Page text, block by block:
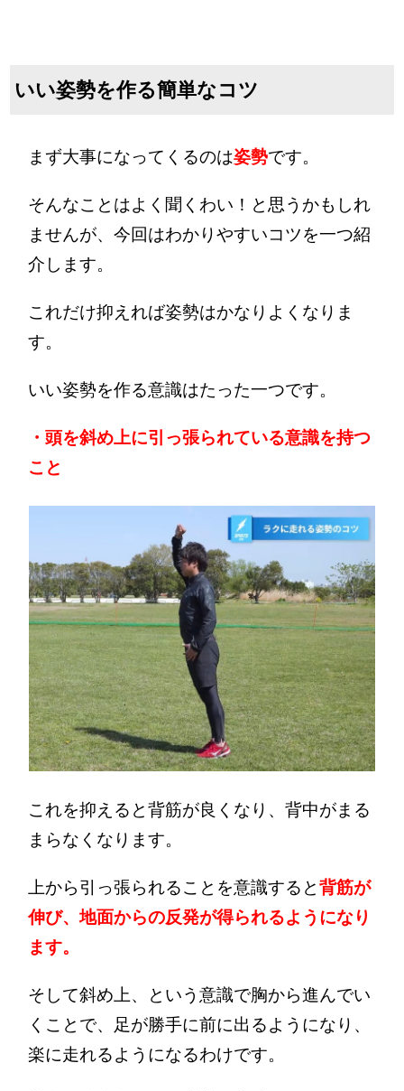
いい姿勢を作る簡単なコツ
まず大事になってくるのは姿勢です。
そんなことはよく聞くわい！と思うかもしれ
ませんが、今回はわかりやすいコツを一つ紹
介します。
これだけ抑えれば姿勢はかなりよくなりま
す。
いい姿勢を作る意識はたった一つです。
・頭を斜め上に引っ張られている意識を持つ
こと
これを抑えると背筋が良くなり、背中がまる
まらなくなります。
上から引っ張られることを意識すると背筋が
伸び、地面からの反発が得られるようになり
ます。
そして斜め上、という意識で胸から進んでい
くことで、足が勝手に前に出るようになり、
楽に走れるようになるわけです。